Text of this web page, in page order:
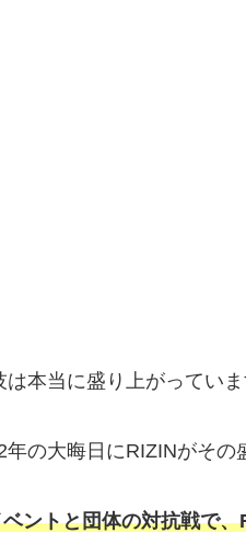
本当に盛り上がっていま
年の大晦日にRIZINがその
ントと団体の対抗戦で